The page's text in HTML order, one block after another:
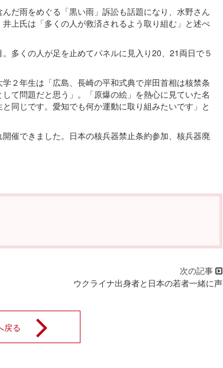
だ雨をめぐる「黒い雨」訴訟も話題になり、水野さん
上氏は「多くの人が救済されるよう取り組む」と述べ
多くの人が足を止めてパネルに見入り20、21両日で５
２年生は「広島、長崎の平和式典で岸田首相は核禁条
て問題だと思う」。「原爆の絵」を熱心に見ていた名
同じです。愛知でも何か運動に取り組みたいです」と
催できました。日本の核兵器禁止条約参加、核兵器廃
ウクライナ出身者と日本の若者一緒に声
戻る